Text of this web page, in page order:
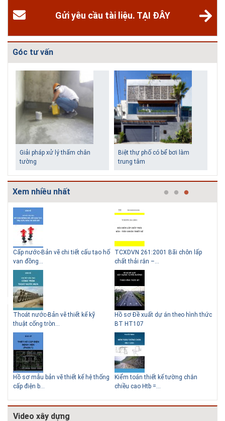
Gửi yêu cầu tài liệu. TẠI ĐÂY
Góc tư vấn
Biệt thự phố có bể bơi làm
trung tâm
Lý do nên sử dụng gạch block
Thiết kế
Xem nhiều nhất
Cấp nước-Bản vẽ chi tiết cấu tạo hố
van đồng...
Thoát nước-Bản vẽ thiết kế kỹ
thuật cống tròn...
Hồ sơ mẫu bản vẽ thiết kế hệ thống
cấp điện b...
TCXDVN 261:2001 Bãi chôn lấp
chất thải rắn –...
Hồ sơ Đề xuất dự án theo hình thức
BT HT107
Kiểm toán thiết kế tường chắn
chiều cao Htb =...
Video xây dựng